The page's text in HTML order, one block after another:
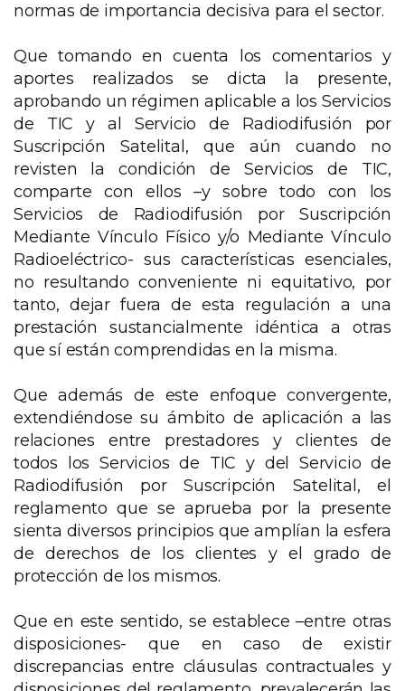
normas de importancia decisiva para el sector.
Que tomando en cuenta los comentarios y
aportes realizados se dicta la presente,
aprobando un régimen aplicable a los Servicios
de TIC y al Servicio de Radiodifusión por
Suscripción Satelital, que aún cuando no
revisten la condición de Servicios de TIC,
comparte con ellos –y sobre todo con los
Servicios de Radiodifusión por Suscripción
Mediante Vínculo Físico y/o Mediante Vínculo
Radioeléctrico- sus características esenciales,
no resultando conveniente ni equitativo, por
tanto, dejar fuera de esta regulación a una
prestación sustancialmente idéntica a otras
que sí están comprendidas en la misma.
Que además de este enfoque convergente,
extendiéndose su ámbito de aplicación a las
relaciones entre prestadores y clientes de
todos los Servicios de TIC y del Servicio de
Radiodifusión por Suscripción Satelital, el
reglamento que se aprueba por la presente
sienta diversos principios que amplían la esfera
de derechos de los clientes y el grado de
protección de los mismos.
Que en este sentido, se establece –entre otras
disposiciones- que en caso de existir
discrepancias entre cláusulas contractuales y